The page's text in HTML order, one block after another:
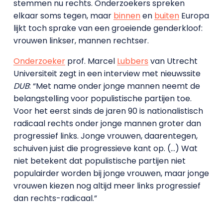
stemmen nu rechts. Onderzoekers spreken
elkaar soms tegen, maar binnenen buitenEuropa
lijkt toch sprake van een groeiende genderkloof:
vrouwen linkser, mannen rechtser.
Onderzoekerprof. Marcel Lubbers van Utrecht
Universiteit zegt in een interview met nieuwssite
DUB: “Met name onder jonge mannen neemt de
belangstelling voor populistische partijen toe.
Voor het eerst sinds de jaren 90 is nationalistisch
radicaal rechts onder jonge mannen groter dan
progressief links. Jonge vrouwen, daarentegen,
schuiven juist die progressieve kant op. (…) Wat
niet betekent dat populistische partijen niet
populairder worden bij jonge vrouwen, maar jonge
vrouwen kiezen nog altijd meer links progressief
dan rechts-radicaal.”